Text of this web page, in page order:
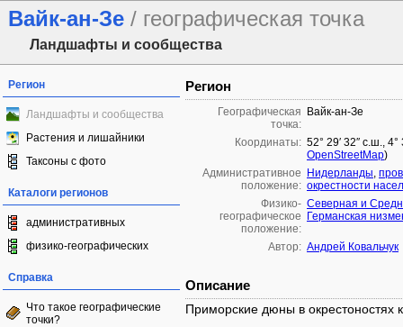
Вайк-ан-Зе / географическая точка
Ландшафты и сообщества
Регион
Ландшафты и сообщества
Растения и лишайники
Таксоны с фото
Каталоги регионов
административных
физико-географических
Справка
Что такое географические
точки?
Регион
Географическая
точка:
Вайк-ан-Зе
Координаты: 52° 29′ 32″ с.ш.,
OpenStreetMap)
Административное
положение:
Нидерланды,
окрестности
Физико-
географическое
положение:
Северная и
Германская
Автор: Андрей Ковальчук
Описание
Приморские дюны в окрестоностях